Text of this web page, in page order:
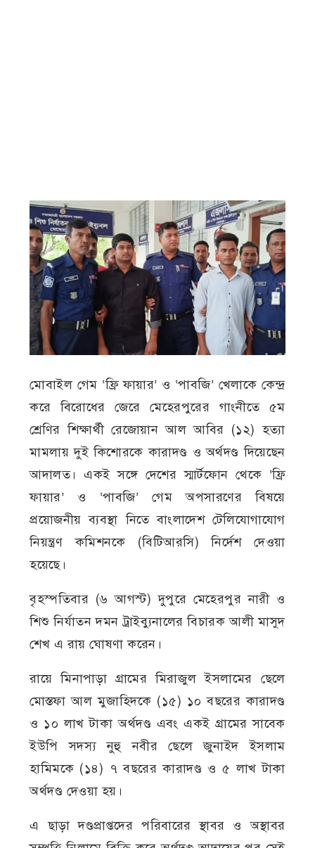
মোবাইল গেম ‘ফ্রি ফায়ার’ ও ‘পাবজি’ খেলাকে কেন্দ্র
করে বিরোধের জেরে মেহেরপুরের গাংনীতে ৫ম
শ্রেণির শিক্ষার্থী রেজোয়ান আল আবির (১২) হত্যা
মামলায় দুই কিশোরকে কারাদণ্ড ও অর্থদণ্ড দিয়েছেন
আদালত। একই সঙ্গে দেশের স্মার্টফোন থেকে ‘ফ্রি
ফায়ার’ ও ‘পাবজি’ গেম অপসারণের বিষয়ে
প্রয়োজনীয় ব্যবস্থা নিতে বাংলাদেশ টেলিযোগাযোগ
নিয়ন্ত্রণ কমিশনকে (বিটিআরসি) নির্দেশ দেওয়া
হয়েছে।
বৃহস্পতিবার (৬ আগস্ট) দুপুরে মেহেরপুর নারী ও
শিশু নির্যাতন দমন ট্রাইব্যুনালের বিচারক আলী মাসুদ
শেখ এ রায় ঘোষণা করেন।
রায়ে মিনাপাড়া গ্রামের মিরাজুল ইসলামের ছেলে
মোস্তফা আল মুজাহিদকে (১৫) ১০ বছরের কারাদণ্ড
ও ১০ লাখ টাকা অর্থদণ্ড এবং একই গ্রামের সাবেক
ইউপি সদস্য নুহু নবীর ছেলে জুনাইদ ইসলাম
হামিমকে (১৪) ৭ বছরের কারাদণ্ড ও ৫ লাখ টাকা
অর্থদণ্ড দেওয়া হয়।
এ ছাড়া দণ্ডপ্রাপ্তদের পরিবারের স্থাবর ও অস্থাবর